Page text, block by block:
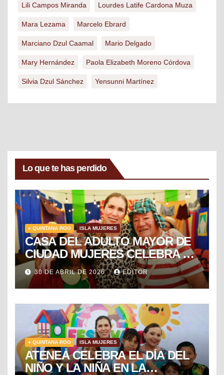
Lili Campos Miranda Lourdes Latife Cardona Muza
Mara Lezama Marcelo Ebrard
Marciano Dzul Caamal Mario Delgado
Mary Hernández Paola Elizabeth Moreno Córdova
Silvia Dzul Sánchez Yensunni Martínez
Lo que te has perdido
● QUINTANA ROO ISLA MUJERES
CASA DEL ADULTO MAYOR DE
CIUDAD MUJERES CELEBRA EL
DÍA DEL NIÑO Y LA NIÑA CON
PUESTA EN ESCENA DE LA
VECINDAD DEL CHAVO
30 DE ABRIL DE 2026 EDITOR
● QUINTANA ROO ISLA MUJERES
ATENEA CELEBRA EL DÍA DEL
NIÑO Y LA NIÑA EN LA